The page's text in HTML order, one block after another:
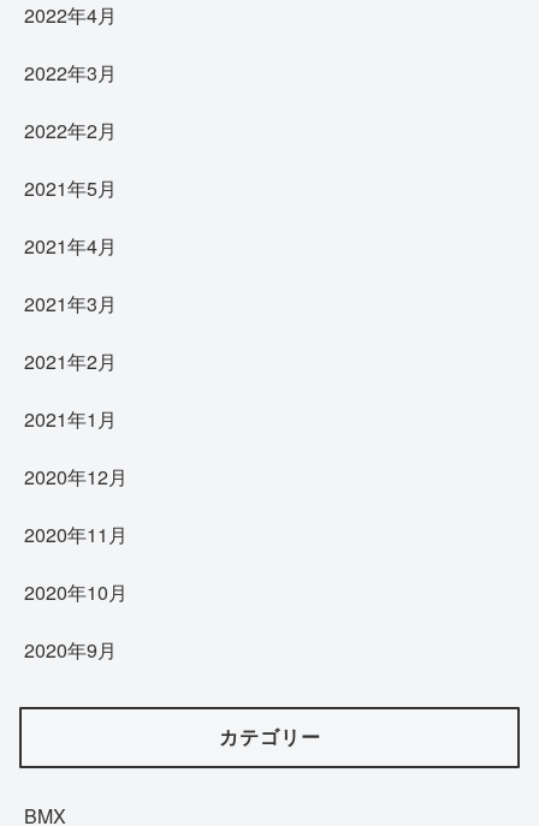
2022年4月
2022年3月
2022年2月
2021年5月
2021年4月
2021年3月
2021年2月
2021年1月
2020年12月
2020年11月
2020年10月
2020年9月
カテゴリー
BMX